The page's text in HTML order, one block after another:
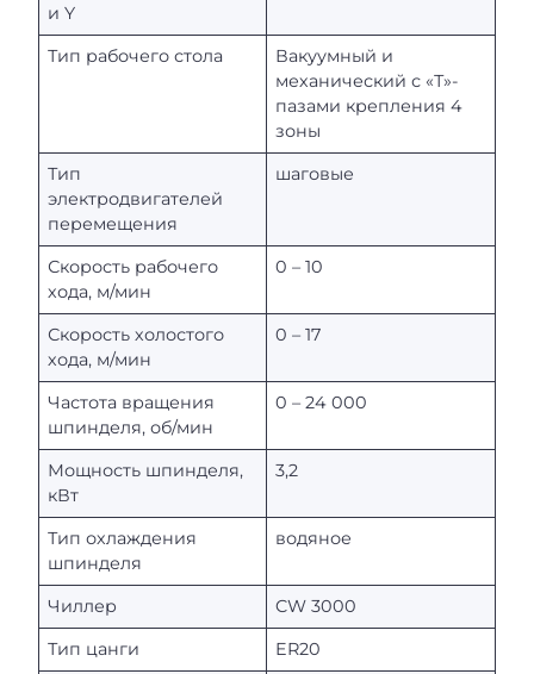
и Y
Тип рабочего стола
Вакуумный и
механический с «Т»-
пазами крепления 4
зоны
Тип
электродвигателей
перемещения
шаговые
Скорость рабочего
хода, м/мин
0 – 10
Скорость холостого
хода, м/мин
0 – 17
Частота вращения
шпинделя, об/мин
0 – 24 000
Мощность шпинделя,
кВт
3,2
Тип охлаждения
шпинделя
водяное
Чиллер
CW 3000
Тип цанги
ER20